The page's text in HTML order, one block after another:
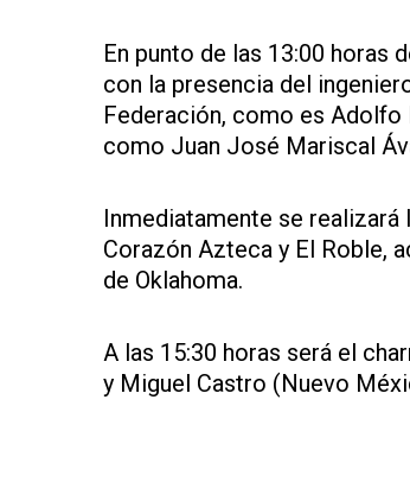
En punto de las 13:00 horas
con la presencia del
Federación, como es
como Juan José Mariscal
Inmediatamente se
Corazón Azteca y El Roble,
de Oklahoma.
A las 15:30 horas será el
y Miguel Castro (Nuevo